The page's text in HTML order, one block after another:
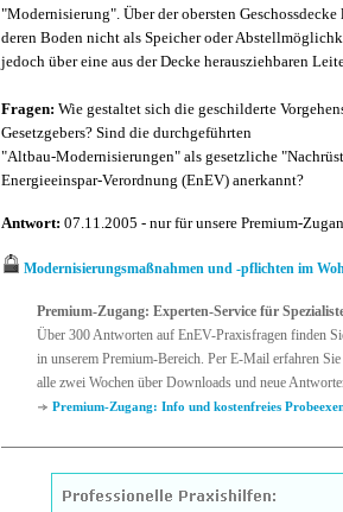
"Modernisierung". Über der obersten
deren Boden nicht als Speicher oder
jedoch über eine aus der Decke herausziehbaren
Fragen: Wie gestaltet sich die geschilderte
Gesetzgebers? Sind die durchgeführten
"Altbau-Modernisierungen" als gesetzliche
Energieeinspar-Verordnung (EnEV) anerkannt?
Antwort: 07.11.2005 - nur für unsere Premium-
Modernisierungsmaßnahmen und -pflichten im
Premium-Zugang: Experten-Service für
Über 300 Antworten auf EnEV-Praxisfragen finden
in unserem Premium-Bereich. Per E-Mail erfahren Sie
alle zwei Wochen über Downloads und neue
Premium-Zugang: Info und kostenfreies